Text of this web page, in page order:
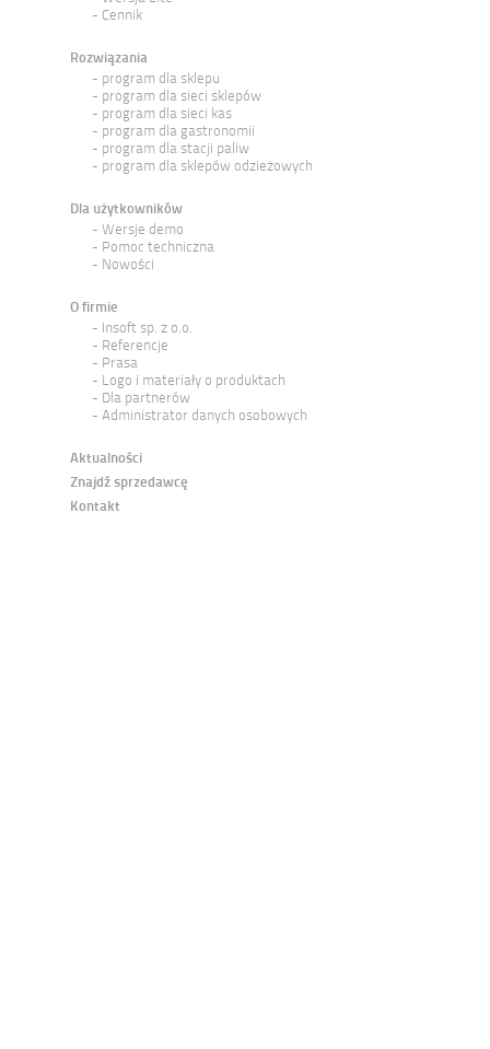
Cennik
Rozwiązania
program dla sklepu
program dla sieci sklepów
program dla sieci kas
program dla gastronomii
program dla stacji paliw
program dla sklepów odzieżowych
Dla użytkowników
Wersje demo
Pomoc techniczna
Nowości
O firmie
Insoft sp. z o.o.
Referencje
Prasa
Logo i materiały o produktach
Dla partnerów
Administrator danych osobowych
Aktualności
Znajdź sprzedawcę
Kontakt